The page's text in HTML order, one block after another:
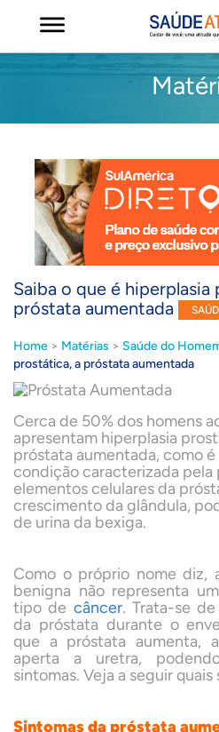
Saiba o que é hiperplasia
próstata aumentada
Home > Matérias > Saúde do
prostática, a próstata aumentada
Cerca de 50% dos homens
apresentam hiperplasia
próstata aumentada, como
condição caracterizada pela
elementos celulares da
crescimento da glândula,
de urina da bexiga.
Como o próprio nome diz,
benigna não representa
tipo de câncer. Trata-se
da próstata durante o
que a próstata aumenta,
aperta a uretra,
sintomas. Veja a seguir quais
Sintomas da próstata